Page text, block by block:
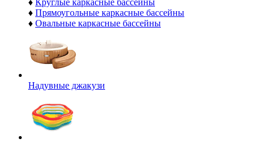
♦ Круглые каркасные бассейны
♦ Прямоугольные каркасные бассейны
♦ Овальные каркасные бассейны
Надувные джакузи